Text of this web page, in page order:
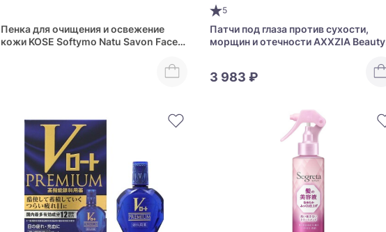
Пенка для очищения и освежение
кожи KOSE Softymo Natu Savon Face
5
Патчи под глаза против сухости,
морщин и отечности AXXZIA Beauty
3 983 ₽